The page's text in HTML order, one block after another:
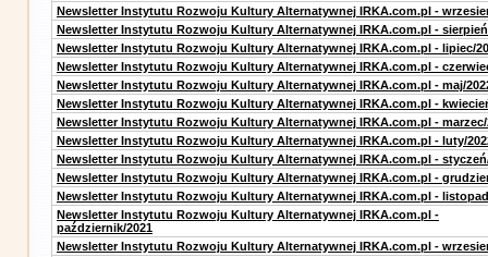
Newsletter Instytutu Rozwoju Kultury Alternatywnej IRKA.com.pl -
Newsletter Instytutu Rozwoju Kultury Alternatywnej IRKA.com.pl -
Newsletter Instytutu Rozwoju Kultury Alternatywnej IRKA.com.pl - lipiec/
Newsletter Instytutu Rozwoju Kultury Alternatywnej IRKA.com.pl -
Newsletter Instytutu Rozwoju Kultury Alternatywnej IRKA.com.pl - maj/
Newsletter Instytutu Rozwoju Kultury Alternatywnej IRKA.com.pl -
Newsletter Instytutu Rozwoju Kultury Alternatywnej IRKA.com.pl - marzec/
Newsletter Instytutu Rozwoju Kultury Alternatywnej IRKA.com.pl - luty/
Newsletter Instytutu Rozwoju Kultury Alternatywnej IRKA.com.pl -
Newsletter Instytutu Rozwoju Kultury Alternatywnej IRKA.com.pl -
Newsletter Instytutu Rozwoju Kultury Alternatywnej IRKA.com.pl -
Newsletter Instytutu Rozwoju Kultury Alternatywnej IRKA.com.pl -
październik/2021
Newsletter Instytutu Rozwoju Kultury Alternatywnej IRKA.com.pl -